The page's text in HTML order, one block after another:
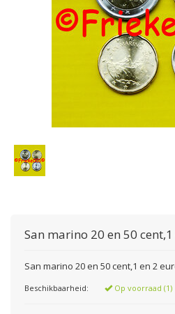
San marino 20 en 50
San marino 20 en 50 cent,1 en 2
Beschikbaarheid: Op voorraad (1)